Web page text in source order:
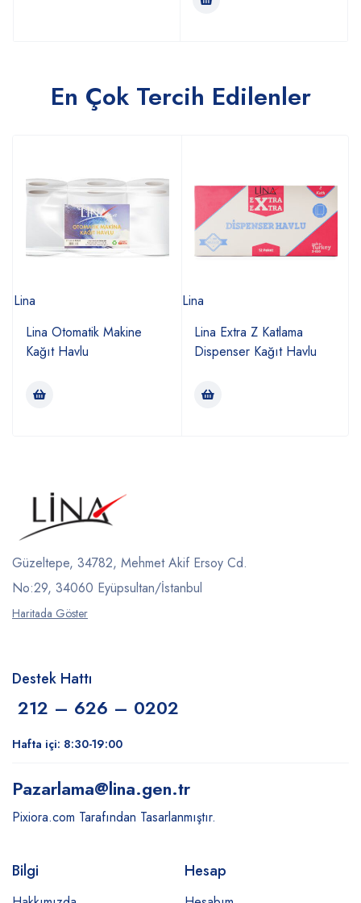
En Çok Tercih Edilenler
Lina
Lina Otomatik Makine
Kağıt Havlu
Lina
Lina Extra Z Katlama
Dispenser Kağıt Havlu
Güzeltepe, 34782, Mehmet Akif Ersoy Cd.
No:29, 34060 Eyüpsultan/İstanbul
Haritada Göster
Destek Hattı
212 – 626 – 0202
Hafta içi: 8:30-19:00
Pazarlama@lina.gen.tr
Pixiora.com Tarafından Tasarlanmıştır.
Bilgi Hesap